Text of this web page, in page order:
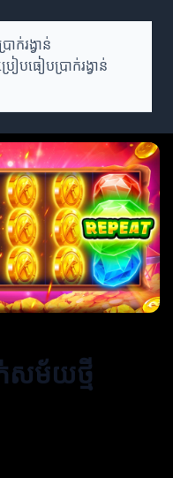
ក់រង្វាន់
រៀបធៀបប្រាក់រង្វាន់
ក់សម័យថ្មី